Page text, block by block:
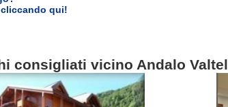
qui!
consigliati vicino Andalo